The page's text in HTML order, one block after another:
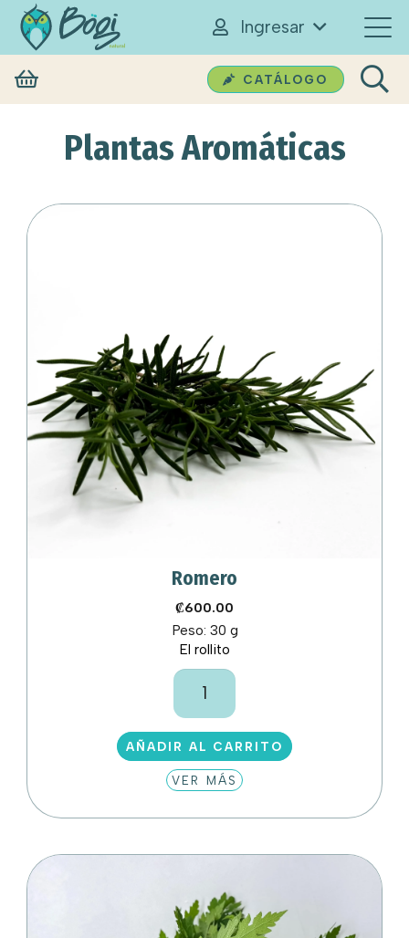
Ingresar
CATÁLOGO
Plantas Aromáticas
Romero
₡600.00
Peso: 30 g
El rollito
Romero
cantidad
AÑADIR AL CARRITO
VER MÁS